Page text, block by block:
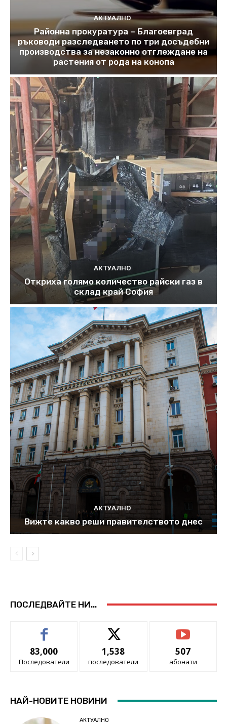
АКТУАЛНО
Районна прокуратура – Благоевград
ръководи разследването по три досъдебни
производства за незаконно отглеждане на
растения от рода на конопа
АКТУАЛНО
Откриха голямо количество райски газ в
склад край София
АКТУАЛНО
Вижте какво реши правителството днес
ПОСЛЕДВАЙТЕ НИ...
83,000
Последователи
1,538
последователи
507
абонати
НАЙ-НОВИТЕ НОВИНИ
АКТУАЛНО